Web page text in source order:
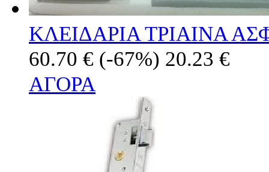
ΚΛΕΙΔΑΡΙΑ ΤΡΙΑΙΝΑ
60.70 € (-67%) 20.23 €
ΑΓΟΡΑ